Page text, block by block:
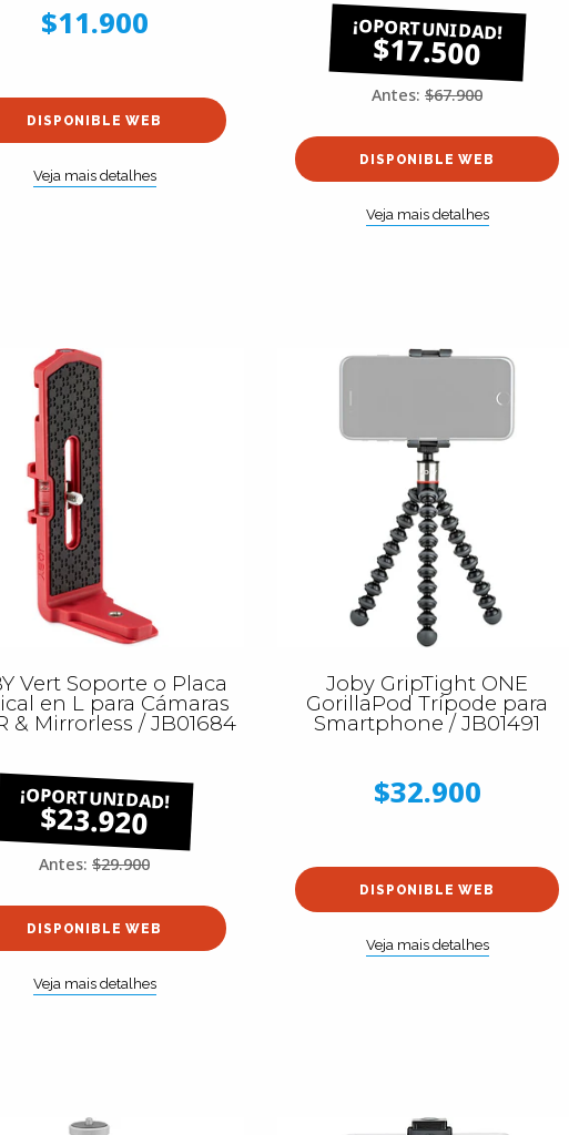
$11.900
DISPONIBLE WEB
Veja mais detalhes
$17.500
Antes: $67.900
DISPONIBLE WEB
Veja mais detalhes
Vert Soporte o Placa
en L para Cámaras
& Mirrorless / JB01684
$23.920
Antes: $29.900
DISPONIBLE WEB
Veja mais detalhes
Joby GripTight ONE
GorillaPod Trípode para
Smartphone / JB01491
$32.900
DISPONIBLE WEB
Veja mais detalhes